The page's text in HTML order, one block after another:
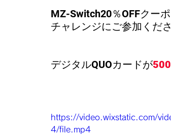
MZ-Switch20％OFFクー
チャレンジにご参加くださ
デジタルQUOカードが
https://video.wixstatic.com/
4/file.mp4